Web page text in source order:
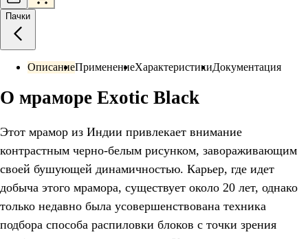
Пачки
ОписаниеПрименениеХарактеристикиДокументация
О мраморе Exotic Black
Этот мрамор из Индии привлекает внимание
контрастным черно-белым рисунком, завораживающим
своей бушующей динамичностью. Карьер, где идет
добыча этого мрамора, существует около 20 лет, однако
только недавно была усовершенствована техника
подбора способа распиловки блоков с точки зрения